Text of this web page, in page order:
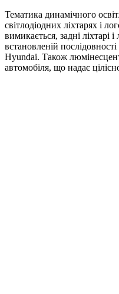
Тематика динамічного
світлодіодних ліхтарях і
вимикається, задні ліхтарі
встановленій
Hyundai. Також
автомобіля, що надає